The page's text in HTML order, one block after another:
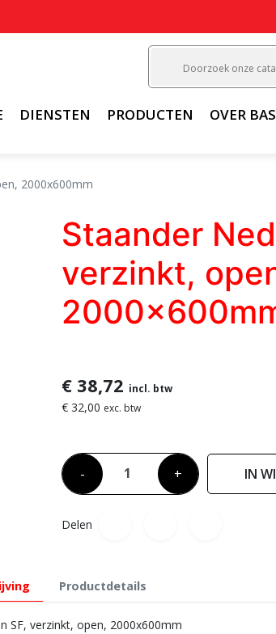
DIENSTEN PRODUCTEN OVER
2000x600mm
Staander
verzinkt,
€ 38,72 incl. btw
€ 32,00 exc. btw
- + IN
Delen
Productdetails
SF, verzinkt, open, 2000x600mm